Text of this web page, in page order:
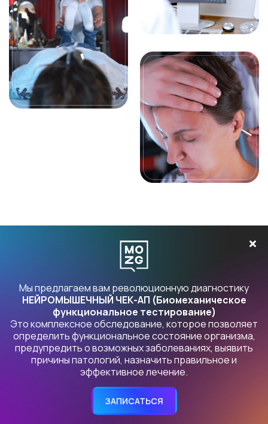
возвращаем здоровье
Мое образование -
реабилитолог
Для меня важно быть честным, не давать людям корявую
информацию и самому находиться в правде
относительно того, что и как я делаю. Я общаюсь со
специалистами разного профиля, врачами -
неврологами, мануальными терапевтами, кинезиологами,
Мы предлагаем вам революционную диагностику
НЕЙРОМЫШЕЧНЫЙ ЧЕК-АП (Биомеханическое
функциональное тестирование)
Это комплексное обследование, которое позволяет
определить функциональное состояние организма,
предупредить о возможных заболеваниях, выявить
причины патологий, назначить правильное и
эффективное лечение.
ЗАПИСАТЬСЯ